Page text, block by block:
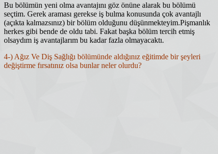
Bu bölümün yeni olma avantajını göz önüne alarak bu bölümü
seçtim. Gerek araması gerekse iş bulma konusunda çok avantajlı
(açıkta kalmazsınız) bir bölüm olduğunu düşünmekteyim.Pişmanlık
herkes gibi bende de oldu tabi. Fakat başka bölüm tercih etmiş
olsaydım iş avantajlarım bu kadar fazla olmayacaktı.
4-) Ağız Ve Diş Sağlığı bölümünde aldığınız eğitimde bir şeyleri
değiştirme fırsatınız olsa bunlar neler olurdu?